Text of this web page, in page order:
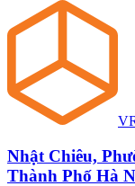
Nhật Chiêu,
Thành Phố Hà